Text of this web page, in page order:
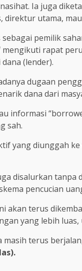
Ia juga
utama,
pemilik
rapat
(lender).
dugaan
dana dari
informasi
sah.
yang diunggah
disalurkan tanpa
pencucian
akan terus
yang lebih luas,
terus